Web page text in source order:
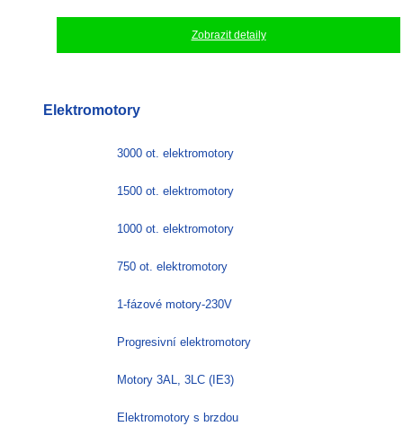
Zobrazit detaily
Elektromotory
3000 ot. elektromotory
1500 ot. elektromotory
1000 ot. elektromotory
750 ot. elektromotory
1-fázové motory-230V
Progresivní elektromotory
Motory 3AL, 3LC (IE3)
Elektromotory s brzdou